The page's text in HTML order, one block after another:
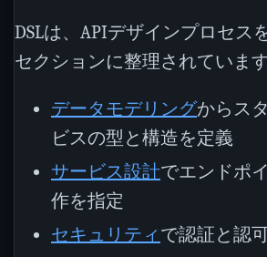
DSLは、APIデザインプロセス
セクションに整理されています
データモデリングからス
ビスの型と構造を定義
サービス設計でエンドポ
作を指定
セキュリティ で認証と認